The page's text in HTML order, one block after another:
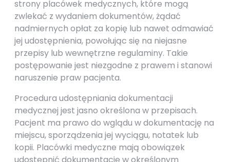
strony placówek medycznych, które mogą
zwlekać z wydaniem dokumentów, żądać
nadmiernych opłat za kopię lub nawet odmawiać
jej udostępnienia, powołując się na niejasne
przepisy lub wewnętrzne regulaminy. Takie
postępowanie jest niezgodne z prawem i stanowi
naruszenie praw pacjenta.
Procedura udostępniania dokumentacji
medycznej jest jasno określona w przepisach.
Pacjent ma prawo do wglądu w dokumentację na
miejscu, sporządzenia jej wyciągu, notatek lub
kopii. Placówki medyczne mają obowiązek